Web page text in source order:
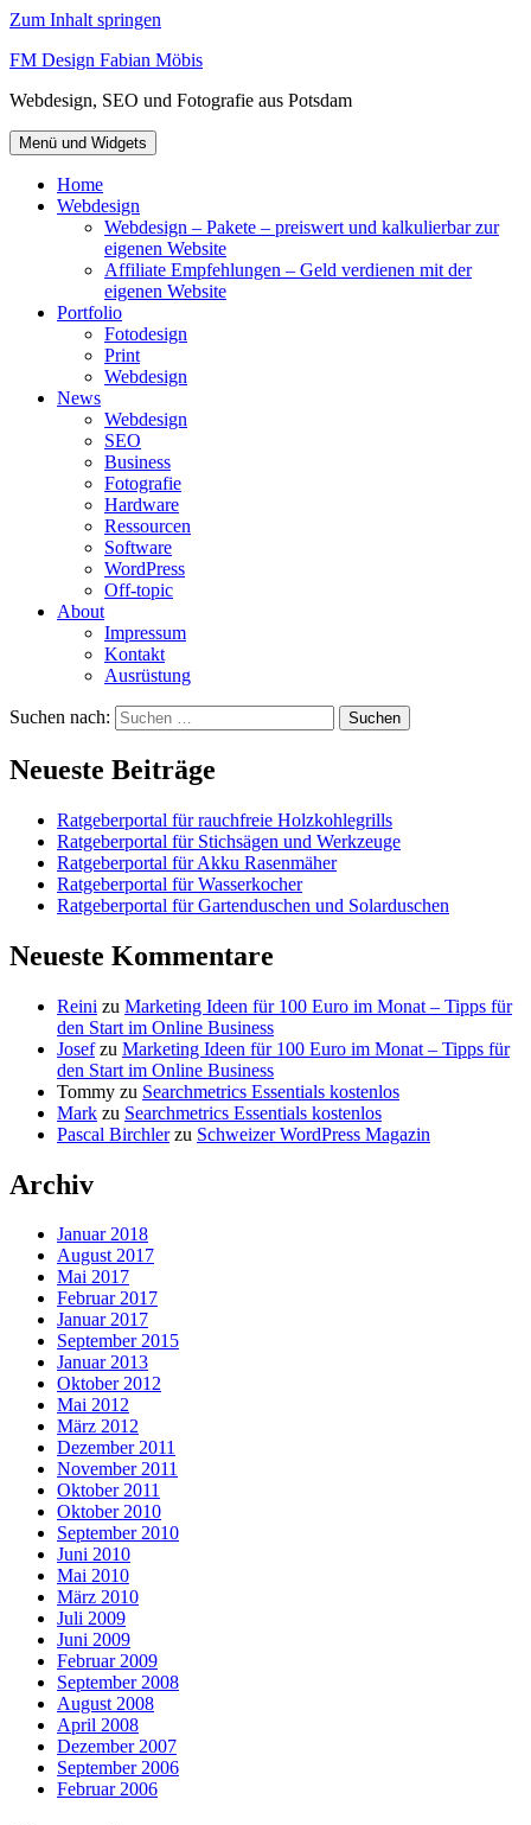
Zum Inhalt springen
FM Design Fabian Möbis
Webdesign, SEO und Fotografie aus Potsdam
Menü und Widgets
Home
Webdesign
Webdesign – Pakete – preiswert und kalkulierbar zur
eigenen Website
Affiliate Empfehlungen – Geld verdienen mit der
eigenen Website
Portfolio
Fotodesign
Print
Webdesign
News
Webdesign
SEO
Business
Fotografie
Hardware
Ressourcen
Software
WordPress
Off-topic
About
Impressum
Kontakt
Ausrüstung
Suchen nach:
Neueste Beiträge
Ratgeberportal für rauchfreie Holzkohlegrills
Ratgeberportal für Stichsägen und Werkzeuge
Ratgeberportal für Akku Rasenmäher
Ratgeberportal für Wasserkocher
Ratgeberportal für Gartenduschen und Solarduschen
Neueste Kommentare
Reini zu Marketing Ideen für 100 Euro im Monat – Tipps für
den Start im Online Business
Josefzu Marketing Ideen für 100 Euro im Monat – Tipps für
den Start im Online Business
Tommy zu Searchmetrics Essentials kostenlos
Mark zu Searchmetrics Essentials kostenlos
Pascal Birchlerzu Schweizer WordPress Magazin
Archiv
Januar 2018
August 2017
Mai 2017
Februar 2017
Januar 2017
September 2015
Januar 2013
Oktober 2012
Mai 2012
März 2012
Dezember 2011
November 2011
Oktober 2011
Oktober 2010
September 2010
Juni 2010
Mai 2010
März 2010
Juli 2009
Juni 2009
Februar 2009
September 2008
August 2008
April 2008
Dezember 2007
September 2006
Februar 2006